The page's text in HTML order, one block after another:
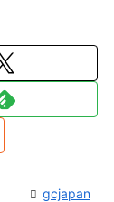
gcjapan